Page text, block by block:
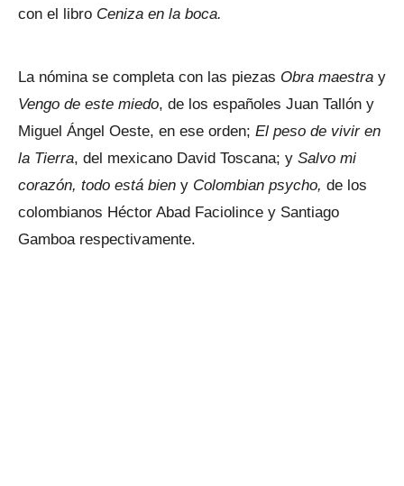
con el libro Ceniza en la boca.
La nómina se completa con las piezas Obra maestra y
Vengo de este miedo, de los españoles Juan Tallón y
Miguel Ángel Oeste, en ese orden; El peso de vivir en
la Tierra, del mexicano David Toscana; y Salvo mi
corazón, todo está bien y Colombian psycho, de los
colombianos Héctor Abad Faciolince y Santiago
Gamboa respectivamente.